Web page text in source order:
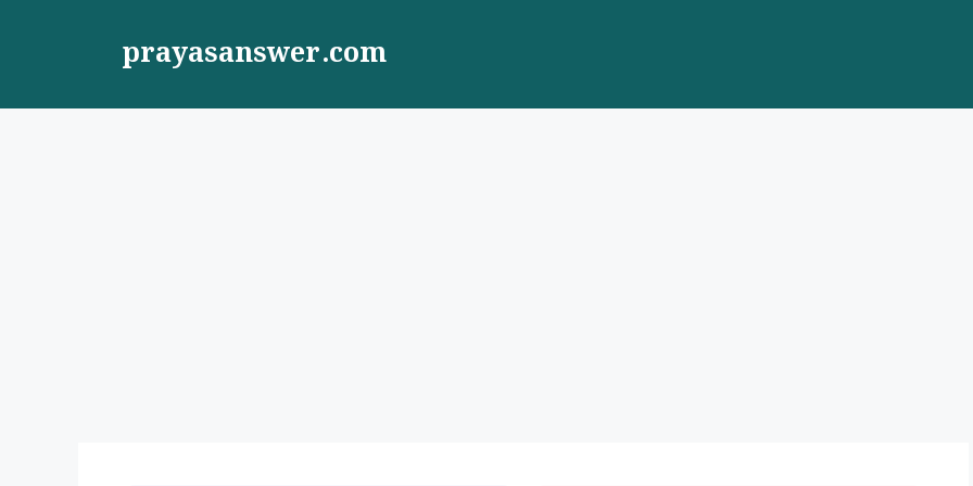
prayasanswer.com